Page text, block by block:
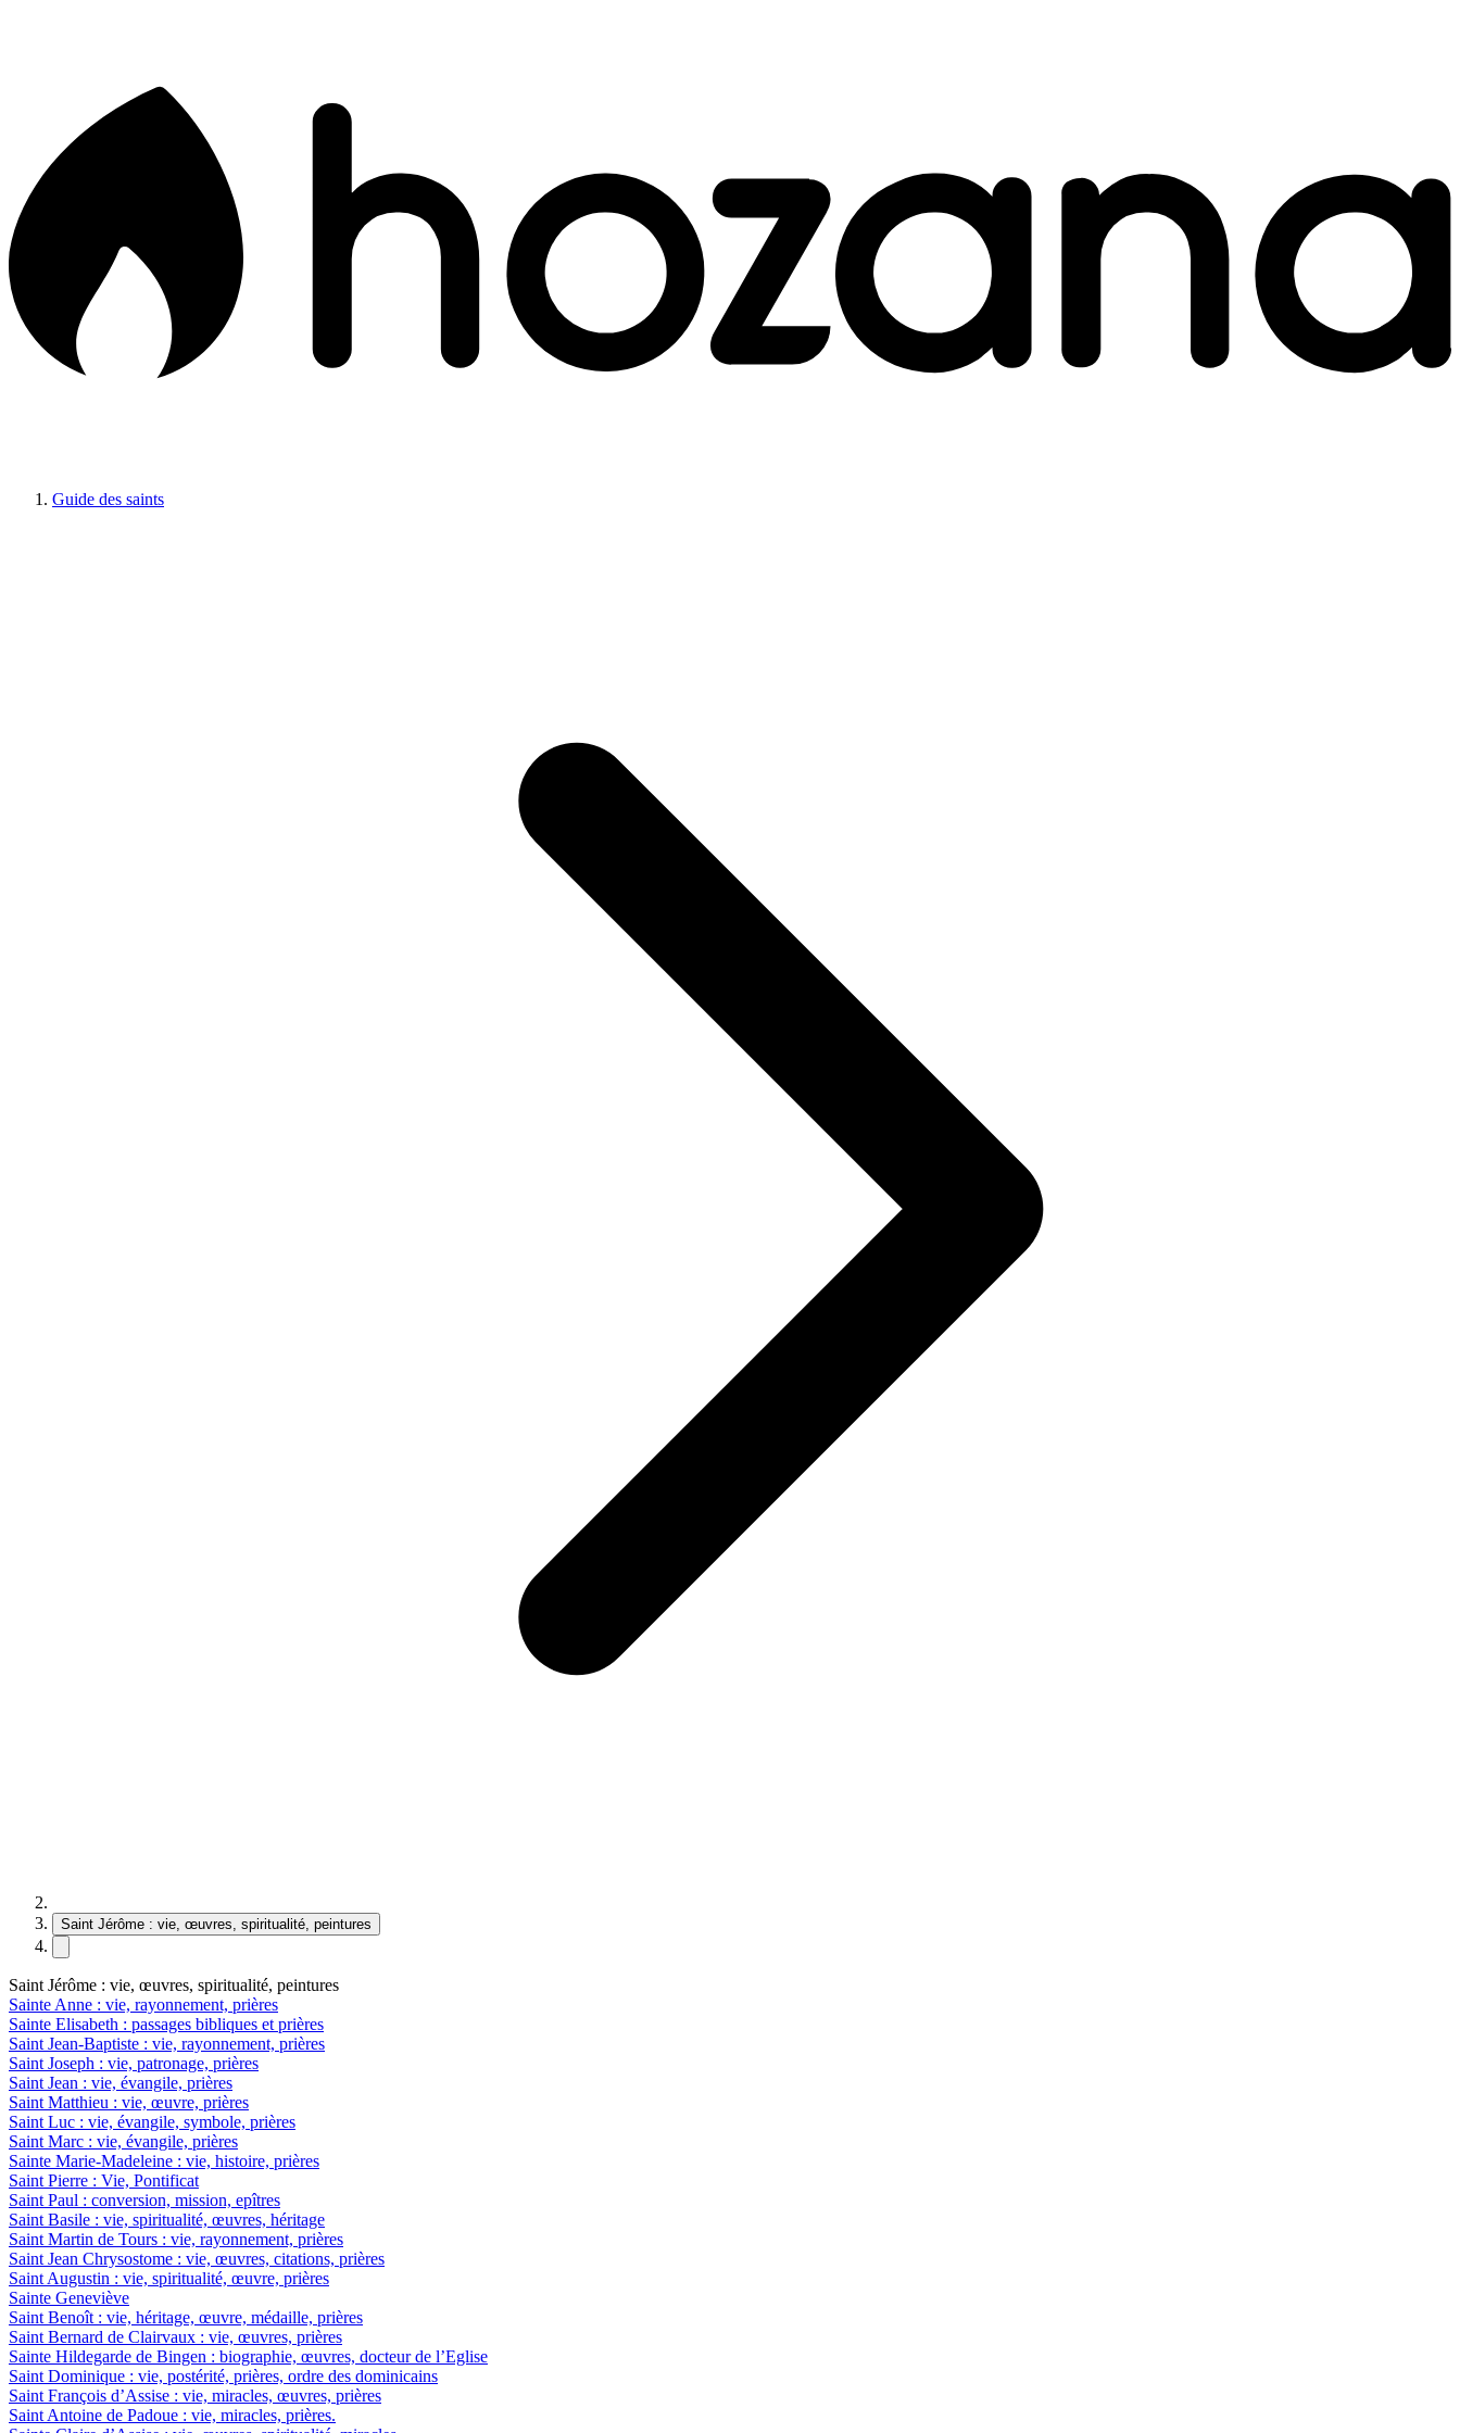
Guide des saints
Saint Jérôme : vie, œuvres, spiritualité, peintures
Saint Jérôme : vie, œuvres, spiritualité, peintures
Sainte Anne : vie, rayonnement, prières
Sainte Elisabeth : passages bibliques et prières
Saint Jean-Baptiste : vie, rayonnement, prières
Saint Joseph : vie, patronage, prières
Saint Jean : vie, évangile, prières
Saint Matthieu : vie, œuvre, prières
Saint Luc : vie, évangile, symbole, prières
Saint Marc : vie, évangile, prières
Sainte Marie-Madeleine : vie, histoire, prières
Saint Pierre : Vie, Pontificat
Saint Paul : conversion, mission, epîtres
Saint Basile : vie, spiritualité, œuvres, héritage
Saint Martin de Tours : vie, rayonnement, prières
Saint Jean Chrysostome : vie, œuvres, citations, prières
Saint Augustin : vie, spiritualité, œuvre, prières
Sainte Geneviève
Saint Benoît : vie, héritage, œuvre, médaille, prières
Saint Bernard de Clairvaux : vie, œuvres, prières
Sainte Hildegarde de Bingen : biographie, œuvres, docteur de l’Eglise
Saint Dominique : vie, postérité, prières, ordre des dominicains
Saint François d’Assise : vie, miracles, œuvres, prières
Saint Antoine de Padoue : vie, miracles, prières.